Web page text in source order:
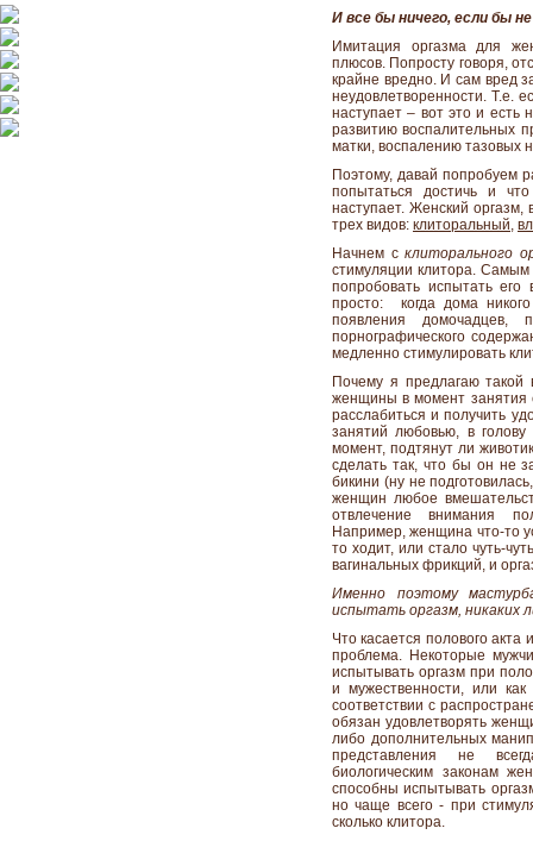
И все бы ничего, если бы
Имитация оргазма для
плюсов. Попросту говоря,
крайне вредно. И сам вред
неудовлетворенности. Т.е.
наступает – вот это и есть
развитию воспалительных
матки, воспалению тазовых
Поэтому, давай попробуем
попытаться достичь и
наступает. Женский оргазм,
трех видов: клиторальный,
Начнем склиторального
стимуляции клитора.
попробовать испытать
просто: когда дома
появления домочадцев,
порнографического
медленно стимулировать
Почему я предлагаю
женщины в момент занятия
расслабиться и получить
занятий любовью, в
момент, подтянут ли
сделать так, что бы он не
бикини (ну не
женщин любое
отвлечение внимания
Например, женщина что-то
то ходит, или стало чуть-
вагинальных фрикций, и
Именно поэтому
испытать оргазм, никаких
Что касается полового
проблема. Некоторые
испытывать оргазм при
и мужественности, или
соответствии с
обязан удовлетворять
либо дополнительных
представления не
биологическим законам
способны испытывать
но чаще всего - при
сколько клитора.